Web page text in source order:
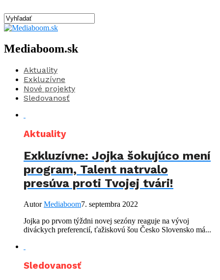
Mediaboom.sk
Aktuality
Exkluzívne
Nové projekty
Sledovanosť
Aktuality
Exkluzívne: Jojka šokujúco mení
program, Talent natrvalo
presúva proti Tvojej tvári!
AutorMediaboom7. septembra 2022
Jojka po prvom týždni novej sezóny reaguje na vývoj
diváckych preferencií, ťažiskovú šou Česko Slovensko má...
Sledovanosť